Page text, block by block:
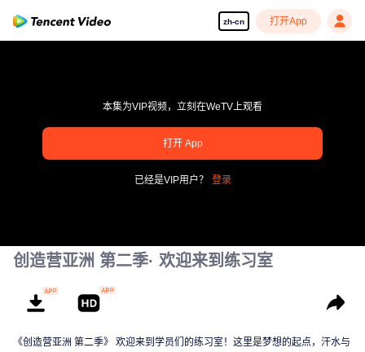
zh-cn 打开App
pay limit
本集为VIP视频，立刻在WeTV上观看
打开 App
已经是VIP用户？ 登录
创造营亚洲 第二季· 欢迎来到练习室
《创造营亚洲 第二季》 欢迎来到学员们的练习室！这里是梦想的起点，汗水与